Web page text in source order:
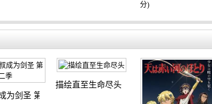
分)
季
为剑圣 第二季
描绘直至生命尽头